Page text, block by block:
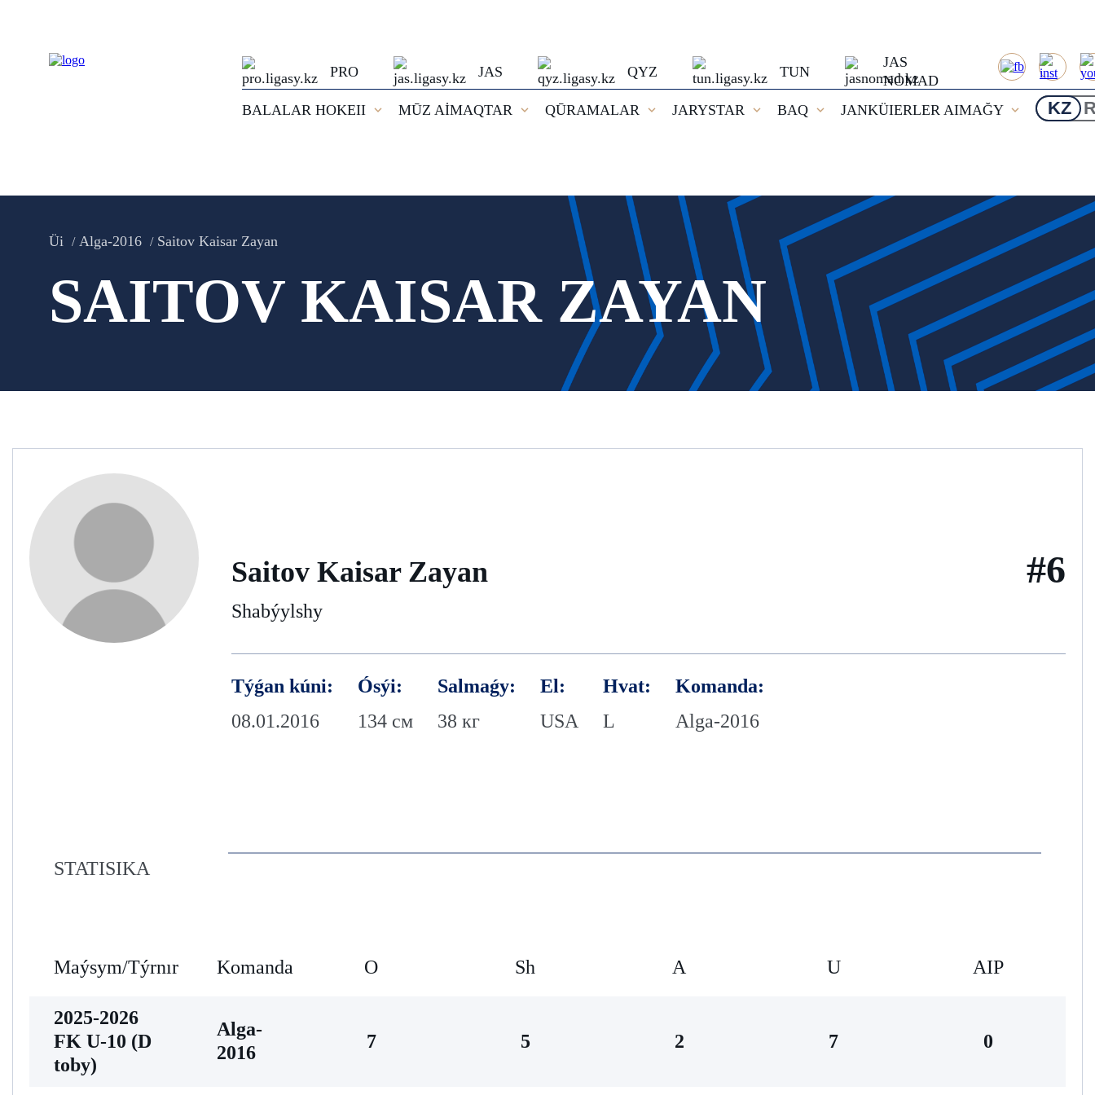
PRO JAS QYZ TUN
JAS
NOMAD
BALALAR HOKEII
MŪZ AİMAQTAR QŪRAMALAR JARYSTAR BAQ JANKÜIERLER AIMAĞY KZ
Üi Alga-2016 Saitov Kaisar Zayan
SAITOV KAISAR ZAYAN
Saitov Kaisar Zayan
Shabýylshy
#6
Týǵan kúni:
08.01.2016
Ósýi:
134 см
Salmaǵy:
38 кг
El:
USA
Hvat:
L
Komanda:
Alga-2016
STATISIKA
Maýsym/Týrnır Komanda O Sh А U AIP
2025-2026
FK U-10 (D
toby)
Alga-
2016
7 5 2 7 0